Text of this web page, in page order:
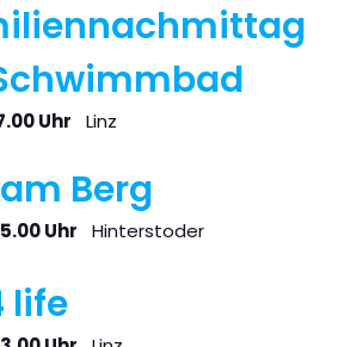
Uhr Linz
Berg
Uhr Hinterstoder
life